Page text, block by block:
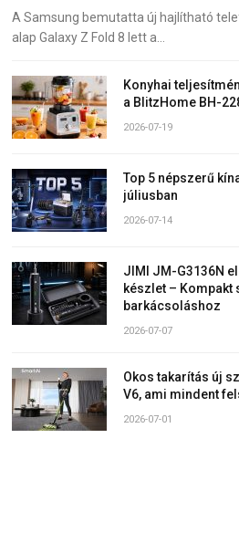
A Samsung bemutatta új hajlítható
alap Galaxy Z Fold 8 lett a…
Konyhai
a BlitzHome BH-
2026-07-19
Top 5 népszerű
júliusban
2026-07-14
JIMI JM-G3136N
készlet – Kompakt
barkácsoláshoz
2026-07-07
Okos takarítás új
V6, ami mindent
2026-07-01